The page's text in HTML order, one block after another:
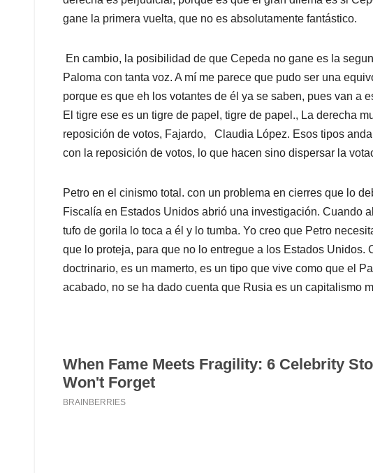
gane la primera vuelta, que no es absolutamente fantástico.
En cambio, la posibilidad de que Cepeda no gane es la
Paloma con tanta voz. A mí me parece que pudo ser una
porque es que eh los votantes de él ya se saben, pues van a
El tigre ese es un tigre de papel, tigre de papel., La derecha
reposición de votos, Fajardo, Claudia López. Esos tipos
con la reposición de votos, lo que hacen sino dispersar la
Petro en el cinismo total. con un problema en cierres que lo
Fiscalía en Estados Unidos abrió una investigación. Cuando
tufo de gorila lo toca a él y lo tumba. Yo creo que Petro
que lo proteja, para que no lo entregue a los Estados Unidos.
doctrinario, es un mamerto, es un tipo que vive como que el
acabado, no se ha dado cuenta que Rusia es un capitalismo